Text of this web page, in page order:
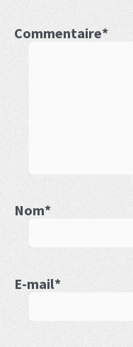
Commentaire*
Nom*
E-mail*